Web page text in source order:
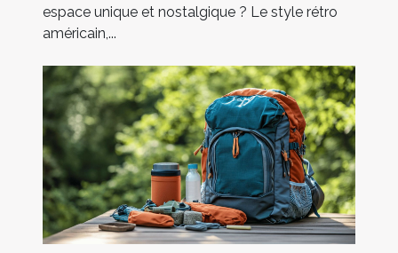
espace unique et nostalgique ? Le style rétro
américain,...